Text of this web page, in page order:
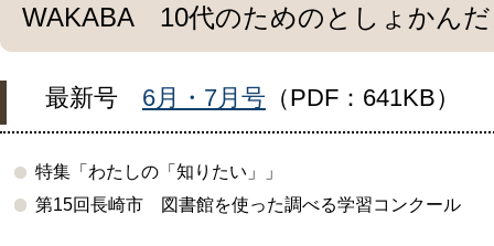
WAKABA 10代のためのとしょかん
最新号 6月・7月号 （PDF：641KB）
特集「わたしの「知りたい」」
第15回長崎市 図書館を使った調べる学習コンクール